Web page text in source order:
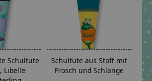
Schultüte
Libelle
Schultüte aus Stoff mit
Frosch und Schlange